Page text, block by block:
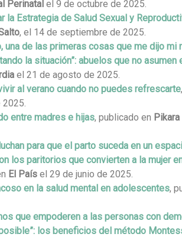
Perinatal el 9 de octubre de 2025.
la Estrategia de Salud Sexual y
, el 14 de septiembre de 2025.
una de las primeras cosas que me dijo mi
la situación”: abuelos que no asumen
el 21 de agosto de 2025.
al verano cuando no puedes refrescarte
entre madres e hijas, publicado en Pikara
para que el parto suceda en un
los paritorios que convierten a la mujer
El País el 29 de junio de 2025.
en la salud mental en adolescentes,
que empoderen a las personas con
los beneficios del método